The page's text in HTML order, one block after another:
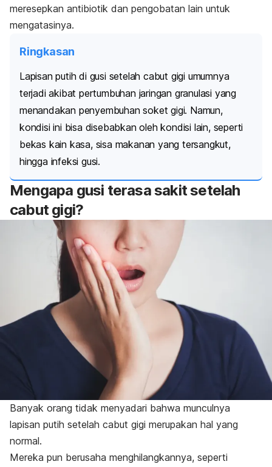
meresepkan antibiotik dan pengobatan lain untuk
mengatasinya.
Ringkasan
Lapisan putih di gusi setelah cabut gigi umumnya
terjadi akibat pertumbuhan jaringan granulasi yang
menandakan penyembuhan soket gigi. Namun,
kondisi ini bisa disebabkan oleh kondisi lain, seperti
bekas kain kasa, sisa makanan yang tersangkut,
hingga infeksi gusi.
Mengapa gusi terasa sakit setelah
cabut gigi?
Banyak orang tidak menyadari bahwa munculnya
lapisan putih setelah cabut gigi merupakan hal yang
normal.
Mereka pun berusaha menghilangkannya, seperti